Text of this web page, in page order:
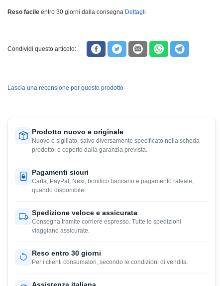
Reso facile entro 30 giorni dalla consegna Dettagli
Condividi questo articolo:
Lascia una recensione per questo prodotto
Prodotto nuovo e originale
Nuovo e sigillato, salvo diversamente specificato nella scheda
prodotto, e coperto dalla garanzia prevista.
Pagamenti sicuri
Carta, PayPal, Nexi, bonifico bancario e pagamento rateale,
quando disponibile.
Spedizione veloce e assicurata
Consegna tramite corriere espresso. Tutte le spedizioni
viaggiano assicurate.
Reso entro 30 giorni
Per i clienti consumatori, secondo le condizioni di vendita.